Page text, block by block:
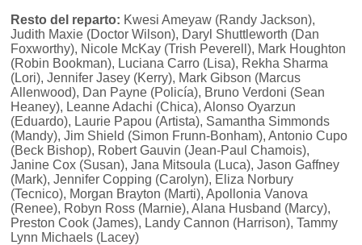
Resto del reparto: Kwesi Ameyaw (Randy Jackson),
Judith Maxie (Doctor Wilson), Daryl Shuttleworth (Dan
Foxworthy), Nicole McKay (Trish Peverell), Mark Houghton
(Robin Bookman), Luciana Carro (Lisa), Rekha Sharma
(Lori), Jennifer Jasey (Kerry), Mark Gibson (Marcus
Allenwood), Dan Payne (Policía), Bruno Verdoni (Sean
Heaney), Leanne Adachi (Chica), Alonso Oyarzun
(Eduardo), Laurie Papou (Artista), Samantha Simmonds
(Mandy), Jim Shield (Simon Frunn-Bonham), Antonio Cupo
(Beck Bishop), Robert Gauvin (Jean-Paul Chamois),
Janine Cox (Susan), Jana Mitsoula (Luca), Jason Gaffney
(Mark), Jennifer Copping (Carolyn), Eliza Norbury
(Tecnico), Morgan Brayton (Marti), Apollonia Vanova
(Renee), Robyn Ross (Marnie), Alana Husband (Marcy),
Preston Cook (James), Landy Cannon (Harrison), Tammy
Lynn Michaels (Lacey)